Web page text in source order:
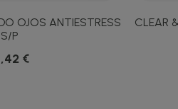
OJOS ANTIESTRESS
S/P
€
CLEAR